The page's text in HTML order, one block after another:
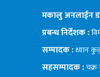
मकालु अनलाईन
प्रबन्ध निर्देशक :
सम्पादक :ध्यान
सहसम्पादक :